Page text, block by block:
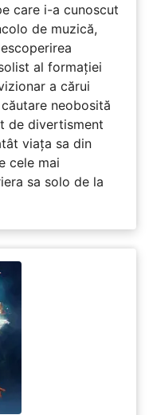
care i-a cunoscut
de muzică,
al formației
a cărui
neobosită
de divertisment
viața sa din
cele mai
sa solo de la